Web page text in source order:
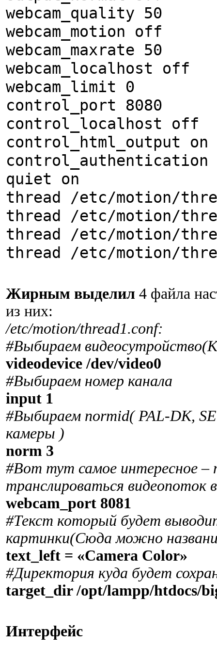
webcam_quality 50
webcam_motion off
webcam_maxrate 50
webcam_localhost off
webcam_limit 0
control_port 8080
control_localhost off
control_html_output on
control_authentication
quiet on
thread /etc/motion/
thread /etc/motion/
thread /etc/motion/
thread /etc/motion/
Жирным выделил 4 файла
из них:
/etc/motion/thread1.conf:
#Выбираем
videodevice /dev/video0
#Выбираем номер канала
input 1
#Выбираем normid( PAL-DK,
камеры )
norm 3
#Вот тут самое интересное
транслироваться видеопоток
webcam_port 8081
#Текст который будет
картинки(Сюда можно
text_left = «Camera Color»
#Директория куда будет
target_dir /opt/lampp/htdocs/
Интерфейс